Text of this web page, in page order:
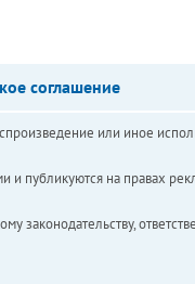
соглашение
или иное
на правах
законодательству,